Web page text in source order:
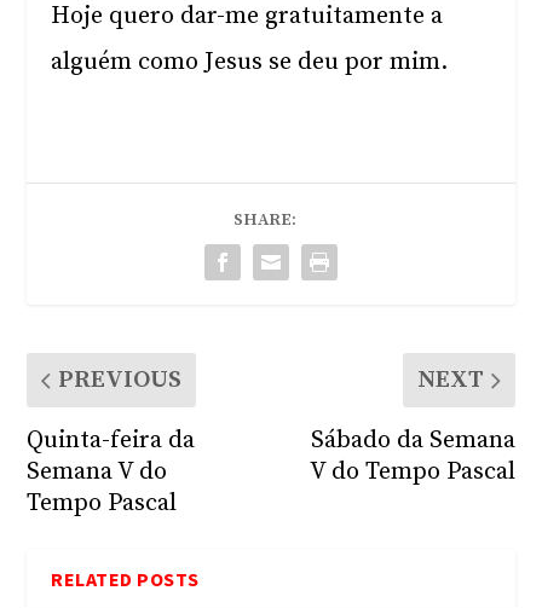
Hoje quero dar-me gratuitamente a
alguém como Jesus se deu por mim.
SHARE:
PREVIOUS
Quinta-feira da
Semana V do
Tempo Pascal
NEXT
Sábado da Semana
V do Tempo Pascal
RELATED POSTS